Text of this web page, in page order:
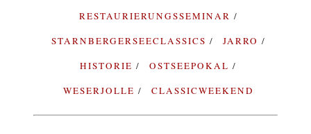
RESTAURIERUNGSSEMINAR
STARNBERGERSEECLASSICS
JARRO
HISTORIE
OSTSEEPOKAL
WESERJOLLE
CLASSICWEEKEND